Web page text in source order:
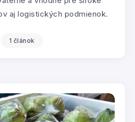
aj logistických podmienok.
1 článok